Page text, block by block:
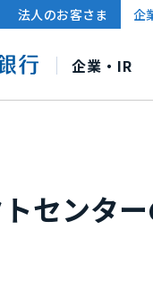
センタ
法人のお客さま 企
中期経営計画
ト 財務情報・
営 ポリシー・
企業・IR